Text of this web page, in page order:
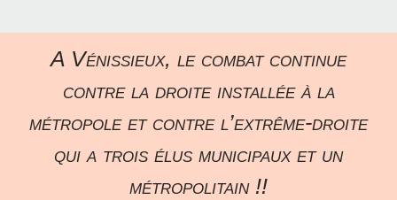
A Vénissieux, le combat continue
contre la droite installée à la
métropole et contre l’extrême-droite
qui a trois élus municipaux et un
métropolitain !!